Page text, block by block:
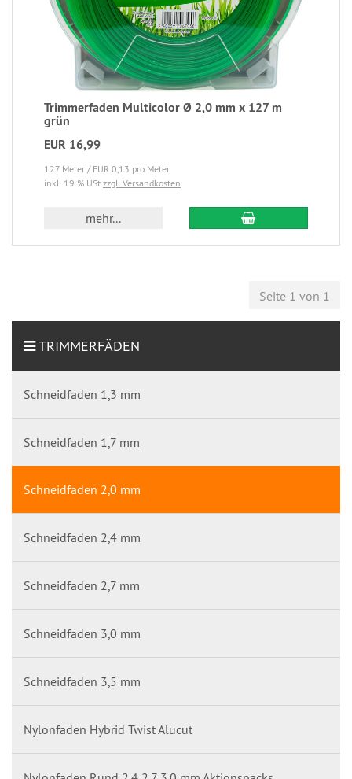
Trimmerfaden Multicolor Ø 2,0 mm x 127 m
grün
EUR 16,99
127 Meter / EUR 0,13 pro Meter
inkl. 19 % USt zzgl. Versandkosten
mehr...
Seite 1 von 1
TRIMMERFÄDEN
Schneidfaden 1,3 mm
Schneidfaden 1,7 mm
Schneidfaden 2,0 mm
Schneidfaden 2,4 mm
Schneidfaden 2,7 mm
Schneidfaden 3,0 mm
Schneidfaden 3,5 mm
Nylonfaden Hybrid Twist Alucut